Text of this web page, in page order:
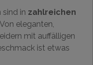
sind in zahlreichen
eleganten,
mit auffälligen
ist etwas